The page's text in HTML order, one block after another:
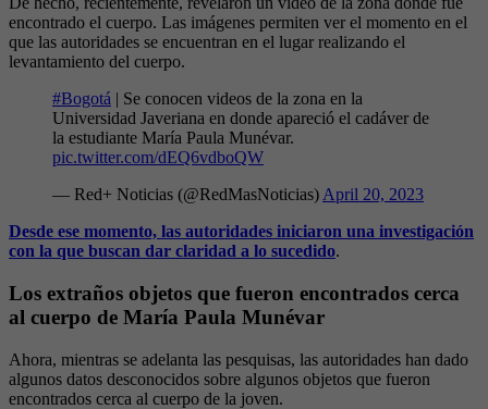
encontrado el cuerpo. Las imágenes permiten ver el momento en el
que las autoridades se encuentran en el lugar realizando el
levantamiento del cuerpo.
#Bogotá | Se conocen videos de la zona en la
Universidad Javeriana en donde apareció el cadáver de
la estudiante María Paula Munévar.
pic.twitter.com/dEQ6vdboQW
— Red+ Noticias (@RedMasNoticias) April 20, 2023
Desde ese momento, las autoridades iniciaron una investigación
con la que buscan dar claridad a lo sucedido.
Los extraños objetos que fueron encontrados cerca
al cuerpo de María Paula Munévar
Ahora, mientras se adelanta las pesquisas, las autoridades han dado
algunos datos desconocidos sobre algunos objetos que fueron
encontrados cerca al cuerpo de la joven.